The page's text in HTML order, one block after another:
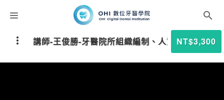
課程分類
師資團隊
講師-王俊勝-牙醫院所組織編制、人資、薪資、績
NT$3,300